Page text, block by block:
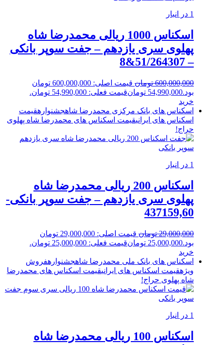
1 در انبار
اسکناس 1000 ریالی محمدرضا شاه
پهلوی سری یازدهم – جفت سوپر بانکی
– 51/264307&8
600,000,000 تومان
قیمت اصلی: 600,000,000 تومان
بود.54,990,000 تومانقیمت فعلی: 54,990,000 تومان.
خرید
اسکناس های بانک مرکزی محمدرضا شاهجشنوارهقیمت
اسکناس های ایرانیقیمت اسکناس های محمدرضا شاه پهلوی
حراج!
1 در انبار
اسکناس 200 ریالی محمدرضا شاه
پهلوی سری یازدهم – جفت سوپر بانکی-
437159,60
29,000,000 تومان
قیمت اصلی: 29,000,000 تومان
بود.25,000,000 تومانقیمت فعلی: 25,000,000 تومان.
خرید
اسکناس های بانک ملی محمدرضا شاهجشنوارهفروش
ویژهقیمت اسکناس های ایرانیقیمت اسکناس های محمدرضا
شاه پهلوی حراج!
1 در انبار
اسکناس 100 ریالی محمدرضا شاه